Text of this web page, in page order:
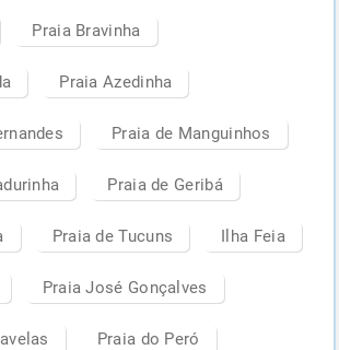
Praia Bravinha
Praia Azedinha
Praia de Manguinhos
Praia de Geribá
Praia de Tucuns Ilha Feia
Praia José Gonçalves
Praia do Peró